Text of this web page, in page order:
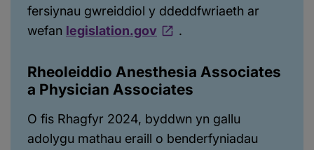
fersiynau gwreiddiol y ddeddfwriaeth ar
wefan legislation.gov .
Rheoleiddio Anesthesia Associates
a Physician Associates
O fis Rhagfyr 2024, byddwn yn gallu
adolygu mathau eraill o benderfyniadau